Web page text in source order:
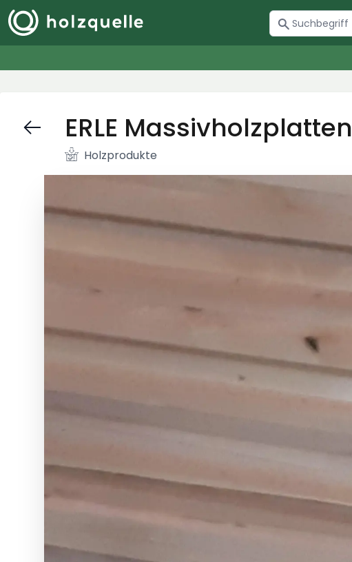
ERLE Massivholzplatten
Holzprodukte